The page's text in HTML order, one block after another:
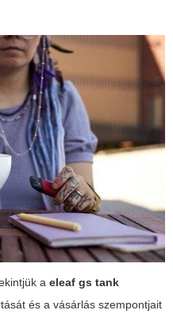
a eleaf gs tank
és a vásárlás szempontjait